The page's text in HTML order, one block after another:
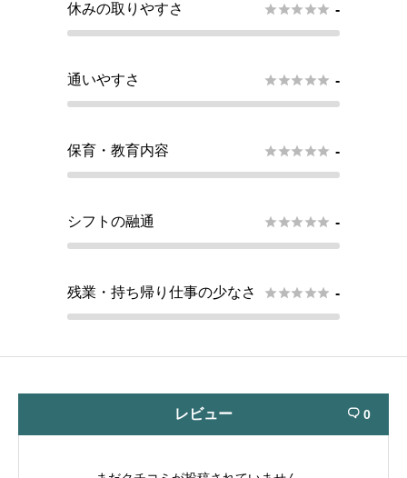
休みの取りやすさ  -
通いやすさ  -
保育・教育内容  -
シフトの融通  -
残業・持ち帰り仕事の少なさ  -
レビュー  0